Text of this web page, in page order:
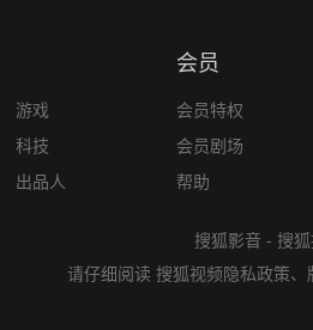
游戏
科技
出品人
会员
会员特权
会员剧场
帮助
搜狐影音 - 搜
请仔细阅读 搜狐视频隐私政策、